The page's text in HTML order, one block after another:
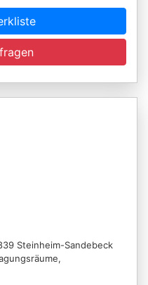
Steinheim-Sandebeck